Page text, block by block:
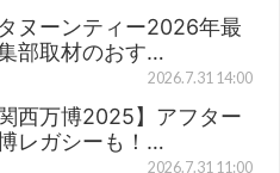
ヌーンティー2026年最
部取材のおす…
2026.7.31 14:00
関西万博2025】アフター
レガシーも！…
2026.7.31 11:00